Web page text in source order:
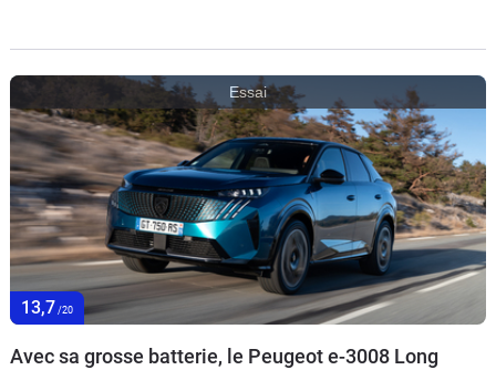
majoritairement thermique.
Essai
13,7 /20
Avec sa grosse batterie, le Peugeot e-3008 Long